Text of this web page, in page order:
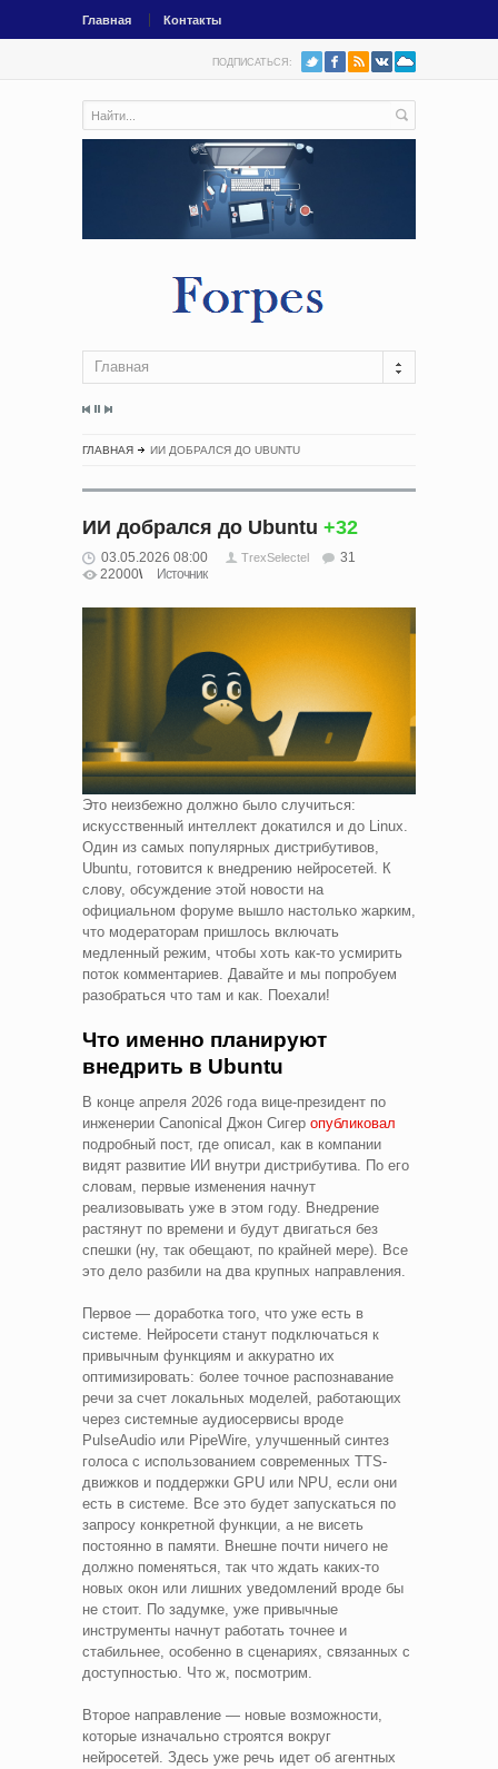
Главная Контакты
ПОДПИСАТЬСЯ:
Главная
ГЛАВНАЯ ИИ ДОБРАЛСЯ ДО UBUNTU
ИИ добрался до Ubuntu +32
03.05.2026 08:00 TrexSelectel
31
22000
Источник
Это неизбежно должно было случиться:
искусственный интеллект докатился и до Linux.
Один из самых популярных дистрибутивов,
Ubuntu, готовится к внедрению нейросетей. К
слову, обсуждение этой новости на
официальном форуме вышло настолько жарким,
что модераторам пришлось включать
медленный режим, чтобы хоть как-то усмирить
поток комментариев. Давайте и мы попробуем
разобраться что там и как. Поехали!
Что именно планируют
внедрить в Ubuntu
В конце апреля 2026 года вице-президент по
инженерии Canonical Джон Сигер опубликовал
подробный пост, где описал, как в компании
видят развитие ИИ внутри дистрибутива. По его
словам, первые изменения начнут
реализовывать уже в этом году. Внедрение
растянут по времени и будут двигаться без
спешки (ну, так обещают, по крайней мере). Все
это дело разбили на два крупных направления.
Первое — доработка того, что уже есть в
системе. Нейросети станут подключаться к
привычным функциям и аккуратно их
оптимизировать: более точное распознавание
речи за счет локальных моделей, работающих
через системные аудиосервисы вроде
PulseAudio или PipeWire, улучшенный синтез
голоса с использованием современных TTS-
движков и поддержки GPU или NPU, если они
есть в системе. Все это будет запускаться по
запросу конкретной функции, а не висеть
постоянно в памяти. Внешне почти ничего не
должно поменяться, так что ждать каких-то
новых окон или лишних уведомлений вроде бы
не стоит. По задумке, уже привычные
инструменты начнут работать точнее и
стабильнее, особенно в сценариях, связанных с
доступностью. Что ж, посмотрим.
Второе направление — новые возможности,
которые изначально строятся вокруг
нейросетей. Здесь уже речь идет об агентных